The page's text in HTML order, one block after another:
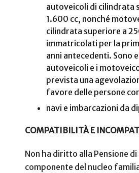
autoveicoli di cilindrata
1.600 cc, nonché
cilindrata superiore a
immatricolati per la
anni antecedenti. Sono
autoveicoli e i
prevista una
favore delle persone
navi e imbarcazioni da
COMPATIBILITÀ E
Non ha diritto alla Pensione
componente del nucleo